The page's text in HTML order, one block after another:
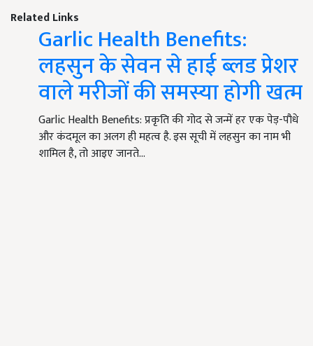
Related Links
Garlic Health Benefits:
लहसुन के सेवन से हाई ब्लड प्रेशर
वाले मरीजों की समस्या होगी खत्म
Garlic Health Benefits: प्रकृति की गोद से जन्में हर एक पेड़-पौधे
और कंदमूल का अलग ही महत्व है. इस सूची में लहसुन का नाम भी
शामिल है, तो आइए जानते…